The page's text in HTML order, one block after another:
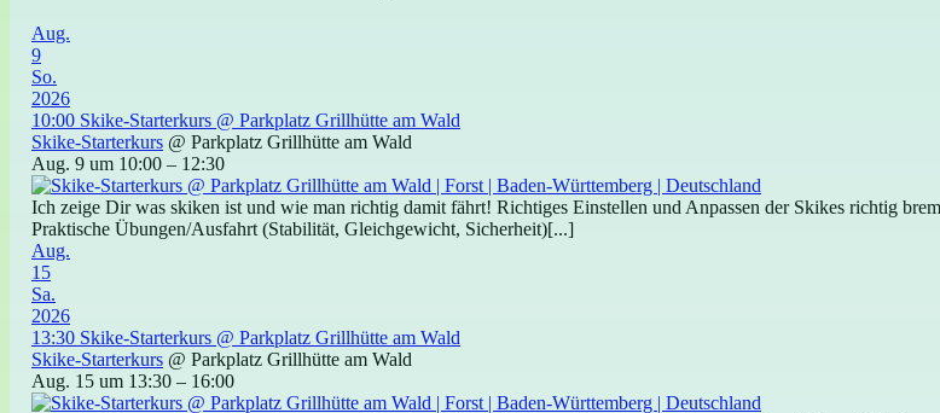
Aug.
9
So.
2026
10:00 Skike-Starterkurs @ Parkplatz Grillhütte am Wald
Skike-Starterkurs @ Parkplatz Grillhütte am Wald
Aug. 9 um 10:00 – 12:30
Ich zeige Dir was skiken ist und wie man richtig damit fährt! Richtiges Einstellen und Anpassen der Skikes richtig
Praktische Übungen/Ausfahrt (Stabilität, Gleichgewicht, Sicherheit)[...]
Aug.
15
Sa.
2026
13:30 Skike-Starterkurs @ Parkplatz Grillhütte am Wald
Skike-Starterkurs @ Parkplatz Grillhütte am Wald
Aug. 15 um 13:30 – 16:00